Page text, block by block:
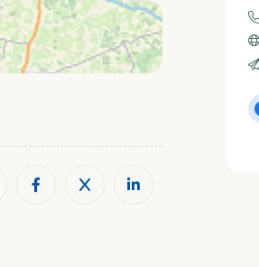
2-10 kinderen
Meer dan 10
kinderen